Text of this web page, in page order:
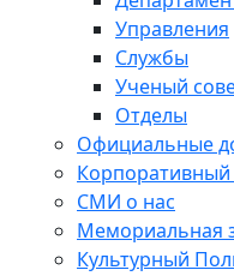
Управления
Службы
Ученый
Отделы
Официальные
Корпоративный
СМИ о нас
Мемориальная
Культурный